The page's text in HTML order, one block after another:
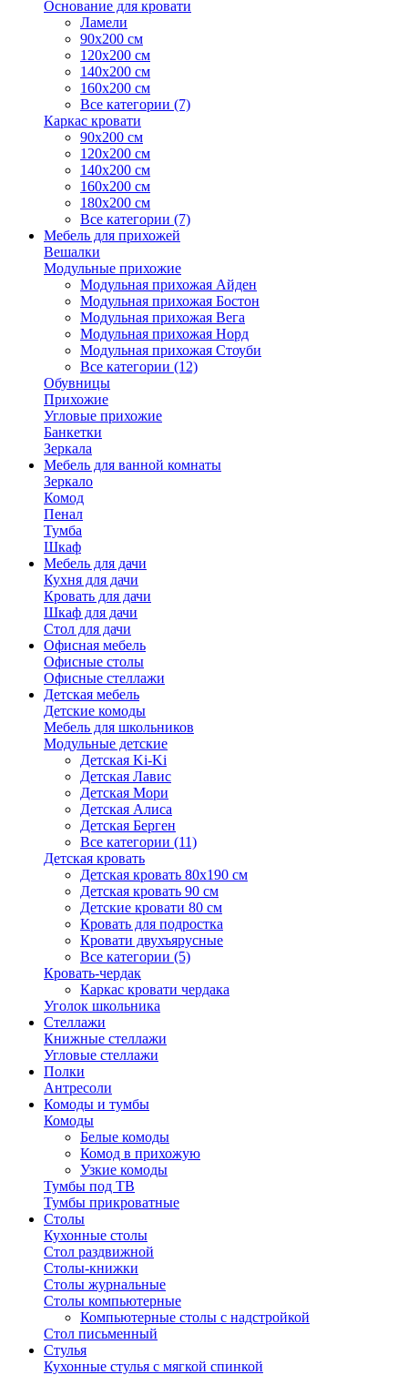
Основание для кровати
Ламели
90х200 см
120х200 см
140х200 см
160х200 см
Все категории (7)
Каркас кровати
90х200 см
120х200 см
140х200 см
160х200 см
180х200 см
Все категории (7)
Мебель для прихожей
Вешалки
Модульные прихожие
Модульная прихожая Айден
Модульная прихожая Бостон
Модульная прихожая Вега
Модульная прихожая Норд
Модульная прихожая Стоуби
Все категории (12)
Обувницы
Прихожие
Угловые прихожие
Банкетки
Зеркала
Мебель для ванной комнаты
Зеркало
Комод
Пенал
Тумба
Шкаф
Мебель для дачи
Кухня для дачи
Кровать для дачи
Шкаф для дачи
Стол для дачи
Офисная мебель
Офисные столы
Офисные стеллажи
Детская мебель
Детские комоды
Мебель для школьников
Модульные детские
Детская Ki-Ki
Детская Лавис
Детская Мори
Детская Алиса
Детская Берген
Все категории (11)
Детская кровать
Детская кровать 80х190 см
Детская кровать 90 см
Детские кровати 80 см
Кровать для подростка
Кровати двухъярусные
Все категории (5)
Кровать-чердак
Каркас кровати чердака
Уголок школьника
Стеллажи
Книжные стеллажи
Угловые стеллажи
Полки
Антресоли
Комоды и тумбы
Комоды
Белые комоды
Комод в прихожую
Узкие комоды
Тумбы под ТВ
Тумбы прикроватные
Столы
Кухонные столы
Стол раздвижной
Столы-книжки
Столы журнальные
Столы компьютерные
Компьютерные столы с надстройкой
Стол письменный
Стулья
Кухонные стулья с мягкой спинкой